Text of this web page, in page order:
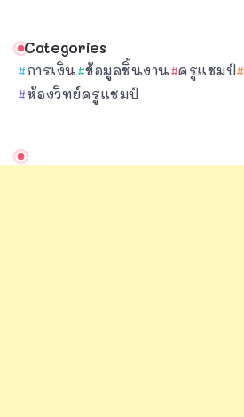
Categories
การเงิน ข้อมูลชิ้นงาน ครูแชมป์
ห้องวิทย์ครูแชมป์